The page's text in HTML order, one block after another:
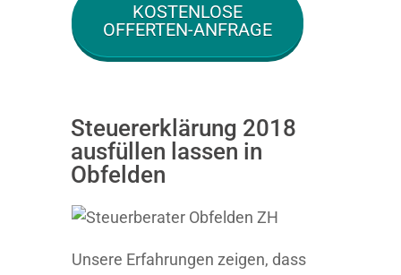
KOSTENLOSE
OFFERTEN-ANFRAGE
Steuererklärung 2018
ausfüllen lassen in
Obfelden
Unsere Erfahrungen zeigen, dass